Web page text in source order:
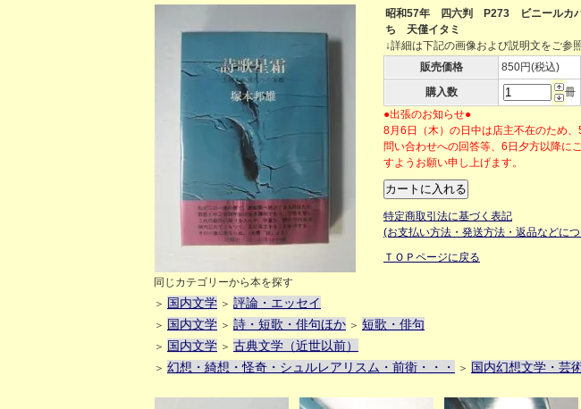
昭和57年 四六判 P273 ビニールカ
ち 天僅イタミ
↓詳細は下記の画像および説明文をご参
販売価格
850円(税込)
購入数
冊
●出張のお知らせ●
8月6日（木）の日中は店主不在のため
問い合わせへの回答等、6日夕方以降に
すようお願い申し上げます。
特定商取引法に基づく表記
(お支払い方法・発送方法・返品などに
ＴＯＰページに戻る
同じカテゴリーから本を探す
＞ 国内文学 ＞ 評論・エッセイ
＞ 国内文学 ＞ 詩・短歌・俳句ほか ＞ 短歌・俳句
＞ 国内文学 ＞ 古典文学（近世以前）
＞ 幻想・綺想・怪奇・シュルレアリスム・前衛・・・ ＞ 国内幻想文学・芸